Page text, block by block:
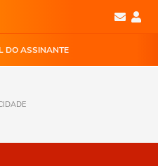
DO ASSINANTE